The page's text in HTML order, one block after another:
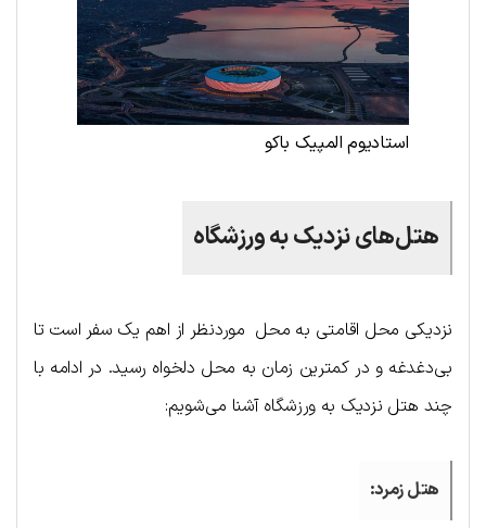
استادیوم المپیک باکو
هتل‌های نزدیک به ورزشگاه
نزدیکی محل اقامتی به محل موردنظر از اهم یک سفر است تا
بی‌دغدغه و در کمترین زمان به محل دلخواه رسید. در ادامه با
چند هتل نزدیک به ورزشگاه آشنا می‌شویم:
هتل زمرد: